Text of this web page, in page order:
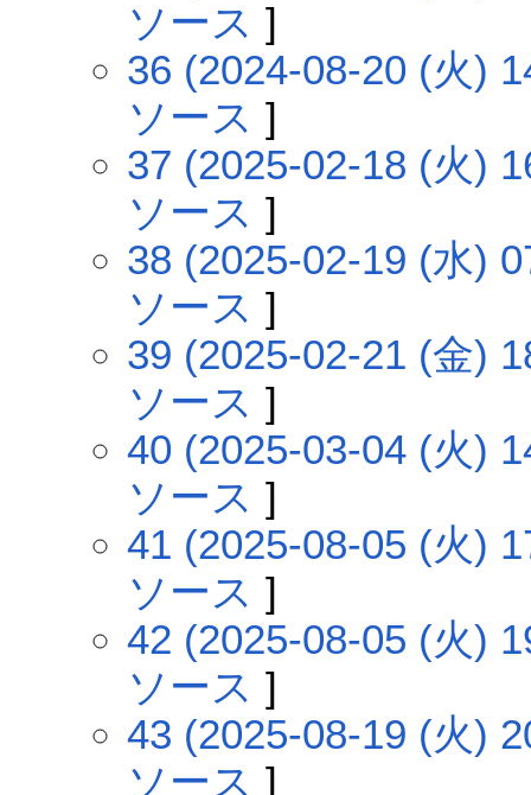
ソース ]
36 (2024-08-20 (火)
ソース ]
37 (2025-02-18 (火)
ソース ]
38 (2025-02-19 (水)
ソース ]
39 (2025-02-21 (金)
ソース ]
40 (2025-03-04 (火)
ソース ]
41 (2025-08-05 (火)
ソース ]
42 (2025-08-05 (火)
ソース ]
43 (2025-08-19 (火)
ソース ]